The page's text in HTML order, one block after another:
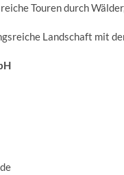
Touren durch
Landschaft mit